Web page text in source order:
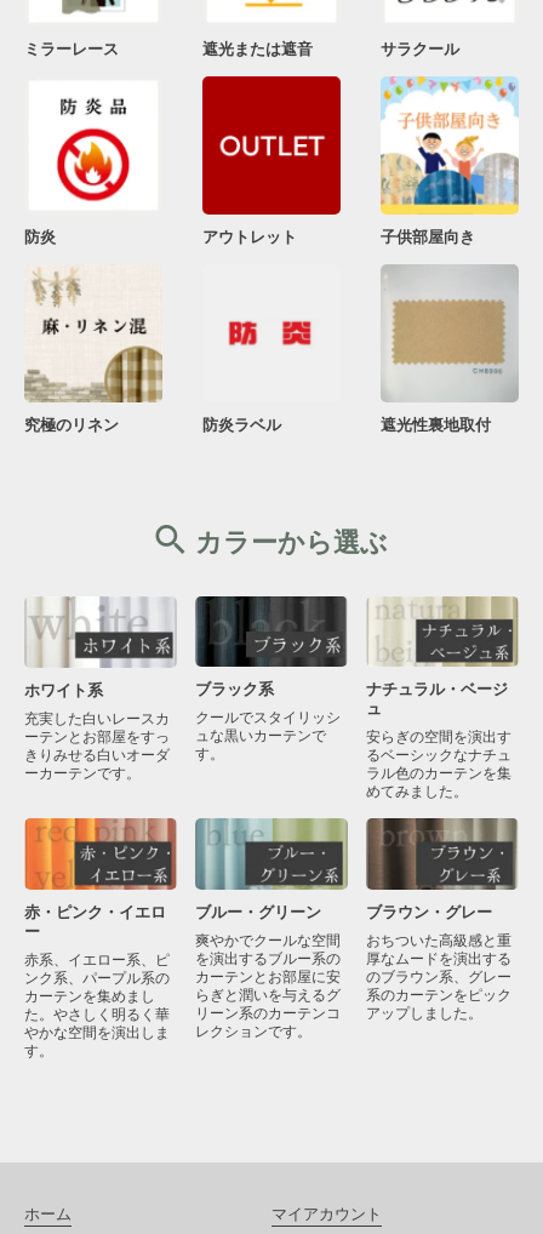
ミラーレース 遮光または遮音 サラクール
防炎 アウトレット 子供部屋向き
究極のリネン 防炎ラベル 遮光性裏地取付
カラーから選ぶ
ホワイト系
充実した白いレースカ
ーテンとお部屋をすっ
きりみせる白いオーダ
ーカーテンです。
ブラック系
クールでスタイリッシ
ュな黒いカーテンで
す。
ナチュラル・ベージ
ュ
安らぎの空間を演出す
るベーシックなナチュ
ラル色のカーテンを集
めてみました。
赤・ピンク・イエロ
ー
赤系、イエロー系、ピ
ンク系、パープル系の
カーテンを集めまし
た。やさしく明るく華
やかな空間を演出しま
す。
ブルー・グリーン
爽やかでクールな空間
を演出するブルー系の
カーテンとお部屋に安
らぎと潤いを与えるグ
リーン系のカーテンコ
レクションです。
ブラウン・グレー
おちついた高級感と重
厚なムードを演出する
のブラウン系、グレー
系のカーテンをピック
アップしました。
ホーム マイアカウント